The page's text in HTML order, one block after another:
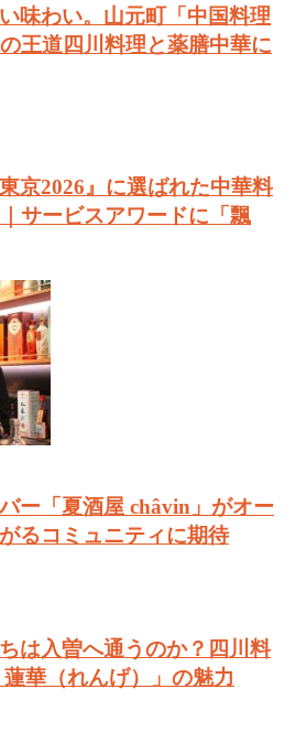
味わい。山元町「中国料理
王道四川料理と薬膳中華に
京2026』に選ばれた中華料
サービスアワードに「飄
ー「夏酒屋 châvin」がオー
るコミュニティに期待
は入曽へ通うのか？四川料
華（れんげ）」の魅力